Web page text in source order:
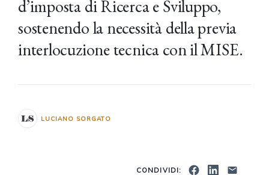
d’imposta di Ricerca e Sviluppo,
sostenendo la necessità della previa
interlocuzione tecnica con il MISE.
LUCIANO SORGATO
CONDIVIDI: